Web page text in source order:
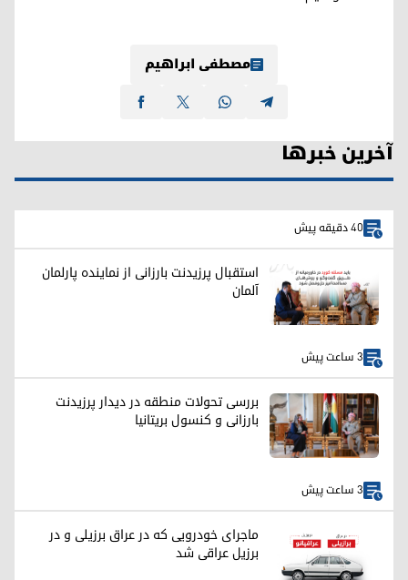
مصطفی ابراهیم
آخرین خبرها
40 دقیقه پیش
استقبال پرزیدنت بارزانی از نماینده پارلمان
آلمان
3 ساعت پیش
بررسی تحولات منطقه در دیدار پرزیدنت
بارزانی و کنسول بریتانیا
3 ساعت پیش
ماجرای خودرویی که در عراق برزیلی و در
برزیل عراقی شد